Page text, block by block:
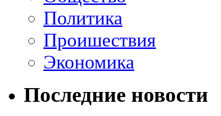
Политика
Проишествия
Экономика
Последние новости